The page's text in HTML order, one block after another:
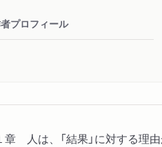
プロフィール
章 人は、「結果」に対する理